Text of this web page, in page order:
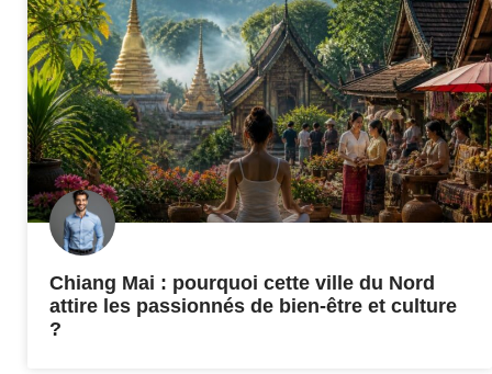
Chiang Mai : pourquoi cette ville du Nord
attire les passionnés de bien-être et culture
?